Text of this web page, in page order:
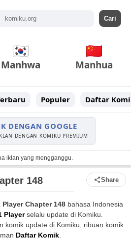
Manhwa Manhua
Populer Daftar
DENGAN GOOGLE
DENGAN KOMIKU PREMIUM
iklan yang mengganggu.
148 Share
Player Chapter 148 bahasa Indonesia
Playerselalu update di Komiku.
komik update di Komiku, ribuan komik
Daftar Komik.